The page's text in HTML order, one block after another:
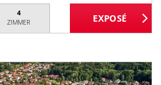
4
ZIMMER